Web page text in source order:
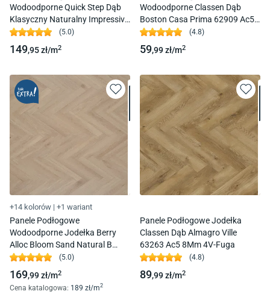
Wodoodporne Quick Step Dąb
Klasyczny Naturalny Impressive
Im1848 Ac4 8Mm 4V-Fuga
(5.0)
149,95zł/m2
Wodoodporne Classen Dąb
Boston Casa Prima 62909 Ac5
7Mm 4V-Fuga
(4.8)
59,99zł/m2
+14 kolorów | +1 wariant
Panele Podłogowe
Wodoodporne Jodełka Berry
Alloc Bloom Sand Natural B
Chateau 62002713 Ac5 8Mm
4V-Fuga
(5.0)
169,99zł/m2
Cena katalogowa: 189 zł/m2
Panele Podłogowe Jodełka
Classen Dąb Almagro Ville
63263 Ac5 8Mm 4V-Fuga
(4.8)
89,99zł/m2